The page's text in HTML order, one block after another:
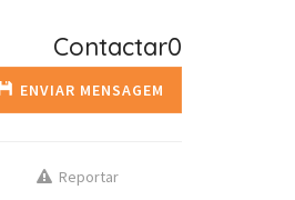
Contactar0
ENVIAR MENSAGEM
Reportar